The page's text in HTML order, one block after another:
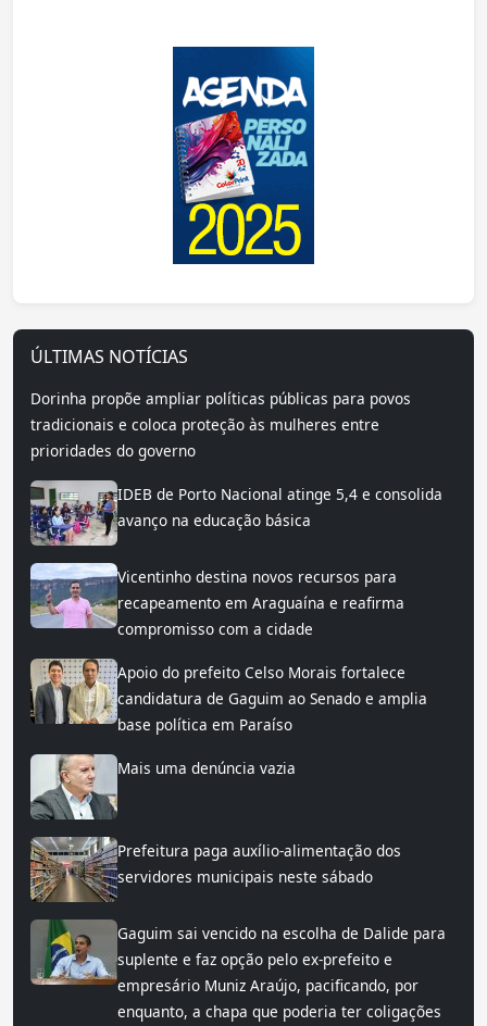
ÚLTIMAS NOTÍCIAS
Dorinha propõe ampliar políticas públicas para povos
tradicionais e coloca proteção às mulheres entre
prioridades do governo
IDEB de Porto Nacional atinge 5,4 e consolida
avanço na educação básica
Vicentinho destina novos recursos para
recapeamento em Araguaína e reafirma
compromisso com a cidade
Apoio do prefeito Celso Morais fortalece
candidatura de Gaguim ao Senado e amplia
base política em Paraíso
Mais uma denúncia vazia
Prefeitura paga auxílio-alimentação dos
servidores municipais neste sábado
Gaguim sai vencido na escolha de Dalide para
suplente e faz opção pelo ex-prefeito e
empresário Muniz Araújo, pacificando, por
enquanto, a chapa que poderia ter coligações